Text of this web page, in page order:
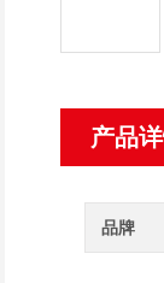
产品
品牌